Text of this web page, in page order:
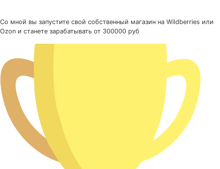
Со мной вы запустите свой собственный магазин на Wildberries или
Ozon и станете зарабатывать от 300000 руб